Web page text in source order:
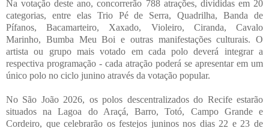
Na votação deste ano, concorrerão 788 atrações, divididas em 20
categorias, entre elas Trio Pé de Serra, Quadrilha, Banda de
Pífanos, Bacamarteiro, Xaxado, Violeiro, Ciranda, Cavalo
Marinho, Bumba Meu Boi e outras manifestações culturais. O
artista ou grupo mais votado em cada polo deverá integrar a
respectiva programação - cada atração poderá se apresentar em um
único polo no ciclo junino através da votação popular.
No São João 2026, os polos descentralizados do Recife estarão
situados na Lagoa do Araçá, Barro, Totó, Campo Grande e
Cordeiro, que celebrarão os festejos juninos nos dias 22 e 23 de